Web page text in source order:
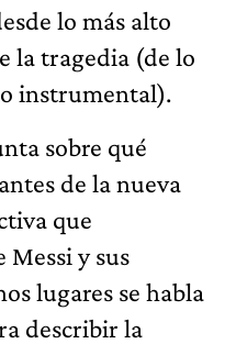
lo más alto
la tragedia (de lo
instrumental).
sobre qué
de la nueva
que
y sus
lugares se habla
describir la